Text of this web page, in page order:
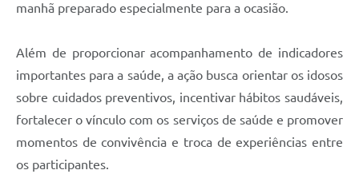
manhã preparado especialmente para a ocasião.
Além de proporcionar acompanhamento de indicadores
importantes para a saúde, a ação busca orientar os idosos
sobre cuidados preventivos, incentivar hábitos saudáveis,
fortalecer o vínculo com os serviços de saúde e promover
momentos de convivência e troca de experiências entre
os participantes.